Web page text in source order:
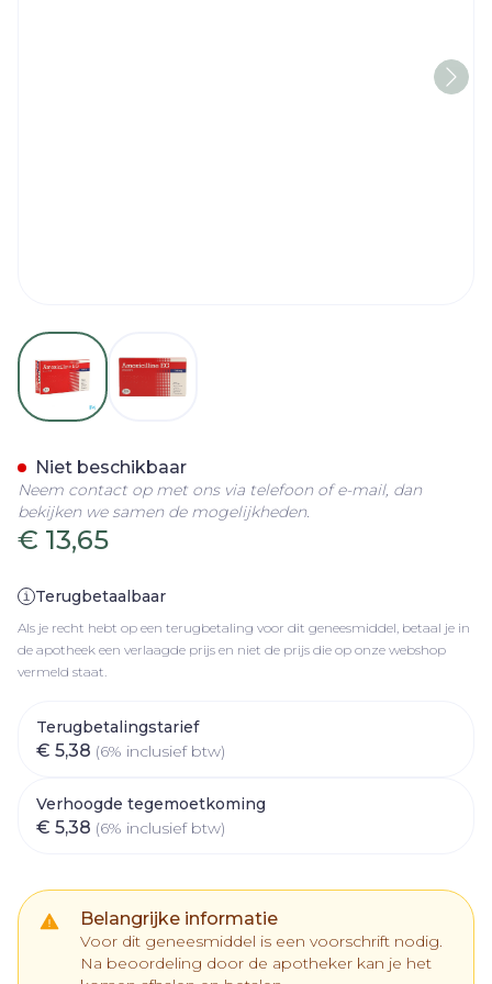
View larger image
€ 13,65
Terugbetaalbaar
Als je recht hebt op een terugbetaling voor dit geneesmiddel, betaal je in
de apotheek een verlaagde prijs en niet de prijs die op onze webshop
vermeld staat.
Terugbetalingstarief
€ 5,38 (6% inclusief btw)
Verhoogde tegemoetkoming
€ 5,38 (6% inclusief btw)
Belangrijke informatie
Voor dit geneesmiddel is een voorschrift nodig.
Na beoordeling door de apotheker kan je het
Niet beschikbaar
Neem contact op met ons via telefoon of e-mail, dan
bekijken we samen de mogelijkheden.